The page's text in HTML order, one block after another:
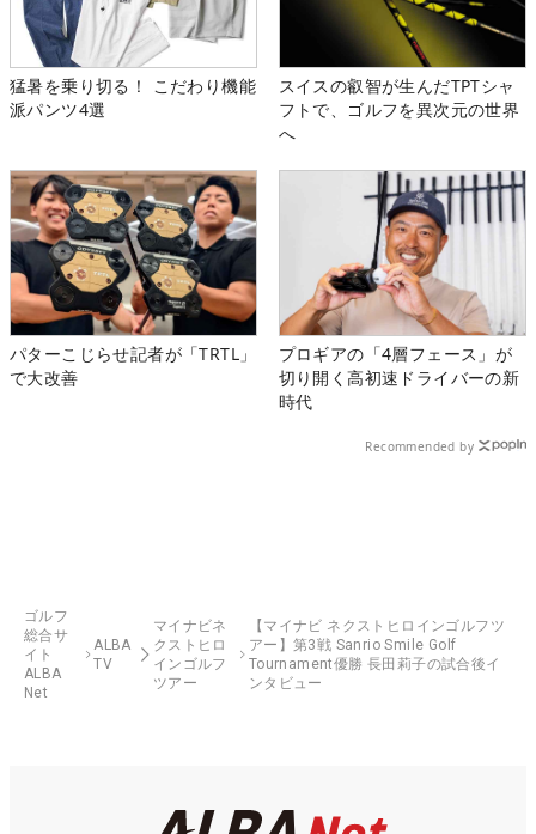
猛暑を乗り切る！ こだわり機能
派パンツ4選
スイスの叡智が生んだTPTシャ
フトで、ゴルフを異次元の世界
へ
パターこじらせ記者が「TRTL」
で大改善
プロギアの「4層フェース」が
切り開く高初速ドライバーの新
時代
Recommended by
ゴルフ
総合サ
イト
ALBA
Net
ALBA
TV
マイナビネ
クストヒロ
インゴルフ
ツアー
【マイナビ ネクストヒロインゴルフツ
アー】第3戦 Sanrio Smile Golf
Tournament優勝 長田莉子の試合後イ
ンタビュー